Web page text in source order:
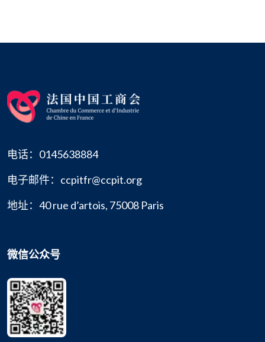
电话：0145638884
电子邮件：ccpitfr@ccpit.org
地址：40 rue d’artois, 75008 Paris
微信公众号